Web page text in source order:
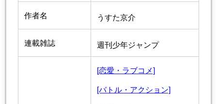
作者名 うすた京介
連載雑誌 週刊少年ジャンプ
[恋愛・ラブコメ]
[バトル・アクション]